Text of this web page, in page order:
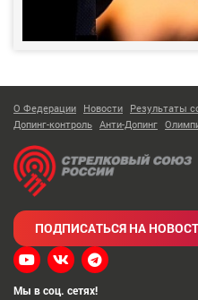
О Федерации Новости Результаты
Допинг-контроль Анти-Допинг
ПОДПИСАТЬСЯ НА
Мы в соц. сетях!